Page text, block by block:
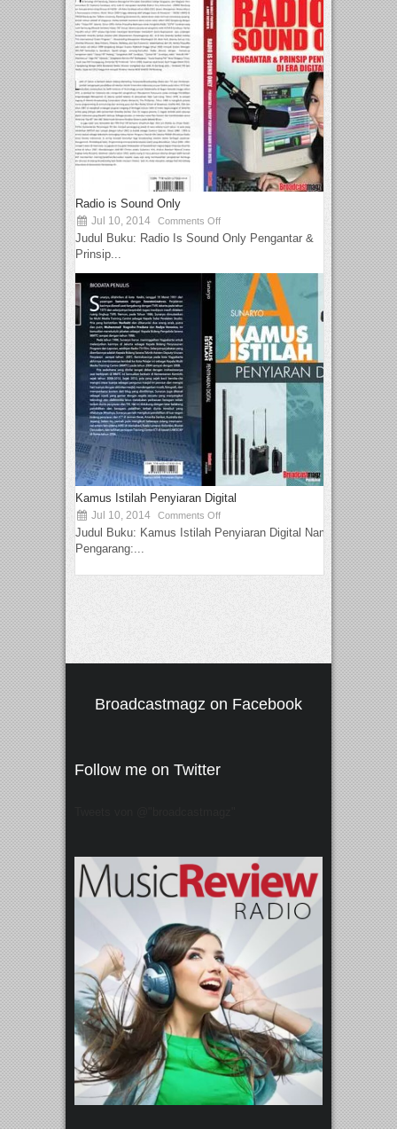
Radio is Sound Only
Jul 10, 2014 Comments Off
Judul Buku: Radio Is Sound Only Pengantar &
Prinsip...
Kamus Istilah Penyiaran Digital
Jul 10, 2014 Comments Off
Judul Buku: Kamus Istilah Penyiaran Digital Nama
Pengarang:...
Broadcastmagz on Facebook
Follow me on Twitter